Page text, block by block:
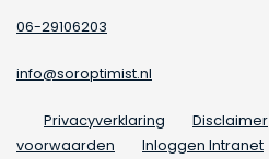
06-29106203
info@soroptimist.nl
Privacyverklaring Disclaimer
voorwaarden
Inloggen Intranet